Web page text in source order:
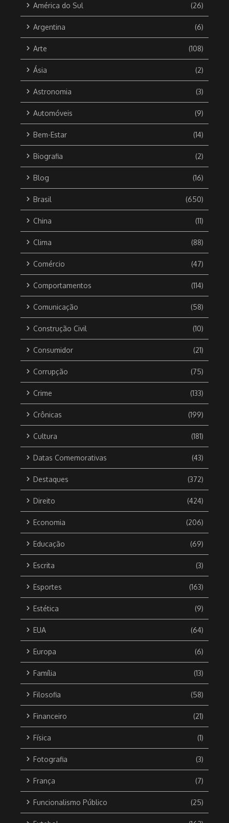
América do Sul (26)
Argentina (6)
Arte (108)
Ásia (2)
Astronomia (3)
Automóveis (9)
Bem-Estar (14)
Biografia (2)
Blog (16)
Brasil (650)
China (11)
Clima (88)
Comércio (47)
Comportamentos (114)
Comunicação (58)
Construção Civil (10)
Consumidor (21)
Corrupção (75)
Crime (133)
Crônicas (199)
Cultura (181)
Datas Comemorativas (43)
Destaques (372)
Direito (424)
Economia (206)
Educação (69)
Escrita (3)
Esportes (163)
Estética (9)
EUA (64)
Europa (6)
Família (13)
Filosofia (58)
Financeiro (21)
Física (1)
Fotografia (3)
França (7)
Funcionalismo Público (25)